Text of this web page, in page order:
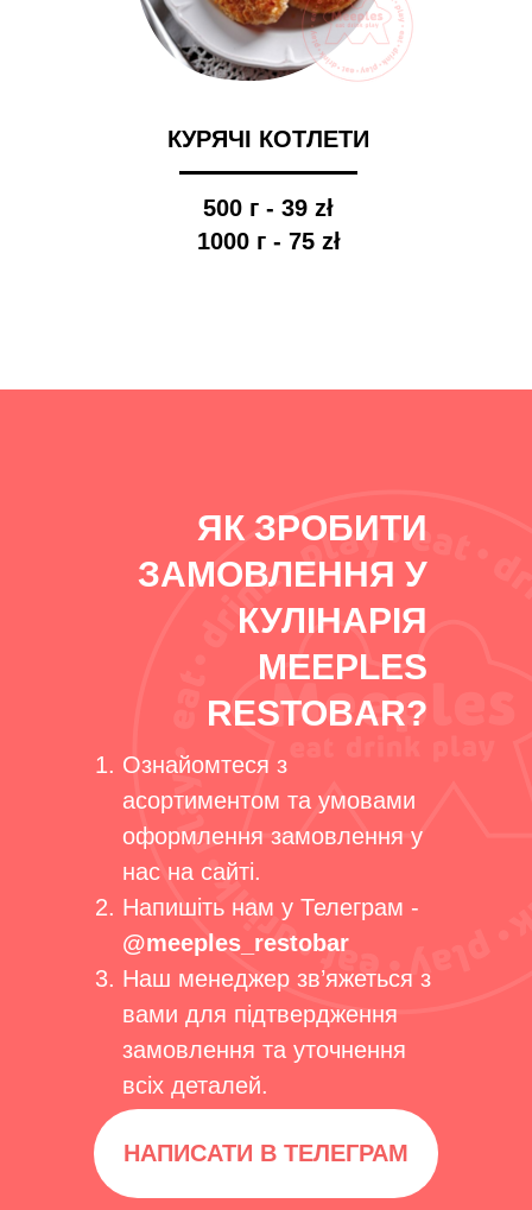
500 г - 39 zł
1000 г - 75 zł
КУРЯЧІ КОТЛЕТИ
Ознайомтеся з
асортиментом та умовами
оформлення замовлення у
нас на сайті.
Напишіть нам у Телеграм -
@meeples_restobar
Наш менеджер зв’яжеться з
вами для підтвердження
замовлення та уточнення
всіх деталей.
НАПИСАТИ В ТЕЛЕГРАМ
ЯК ЗРОБИТИ
ЗАМОВЛЕННЯ У
КУЛІНАРІЯ
MEEPLES
RESTOBAR?